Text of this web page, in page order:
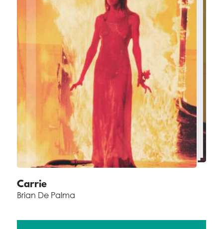
Carrie
Brian De Palma